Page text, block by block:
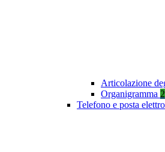
Articolazione
Organigramma 2
Telefono e posta